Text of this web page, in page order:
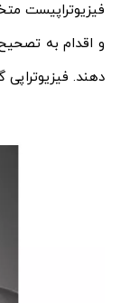
فیزیوتراپیست
و اقدام به
دهند.